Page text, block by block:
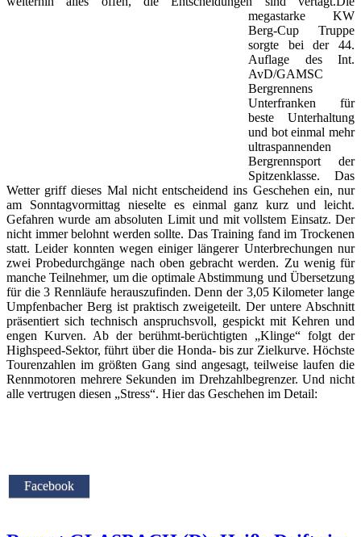
megastarke KW
Berg-Cup Truppe
sorgte bei der 44.
Auflage des Int.
AvD/GAMSC
Bergrennens
Unterfranken für
beste Unterhaltung
und bot einmal mehr
ultraspannenden
Bergrennsport der
Spitzenklasse. Das
Wetter griff dieses Mal nicht entscheidend ins Geschehen ein, nur
am Sonntagvormittag nieselte es einmal ganz kurz und leicht.
Gefahren wurde am absoluten Limit und mit vollstem Einsatz. Der
nicht immer belohnt werden sollte. Das Training fand im Trockenen
statt. Leider konnten wegen einiger längerer Unterbrechungen nur
zwei Probedurchgänge nach oben gebracht werden. Zu wenig für
manche Teilnehmer, um die optimale Abstimmung und Übersetzung
für die 3 Rennläufe herauszufinden. Denn der 3,05 Kilometer lange
Umpfenbacher Berg ist praktisch zweigeteilt. Der untere Abschnitt
präsentiert sich technisch anspruchsvoll, gespickt mit Kehren und
engen Kurven. Ab der berühmt-berüchtigten „Klinge“ folgt der
Highspeed-Sektor, führt über die Honda- bis zur Zielkurve. Höchste
Tourenzahlen im größten Gang sind angesagt, teilweise laufen die
Rennmotoren mehrere Sekunden im Drehzahlbegrenzer. Und nicht
alle vertrugen diesen „Stress“. Hier das Geschehen im Detail:
Facebook